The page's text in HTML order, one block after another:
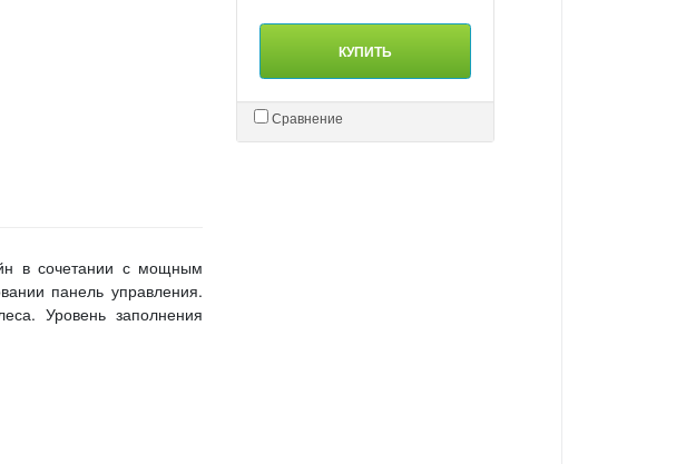
КУПИТЬ
Сравнение
в сочетании с мощным
панель управления.
Уровень заполнения